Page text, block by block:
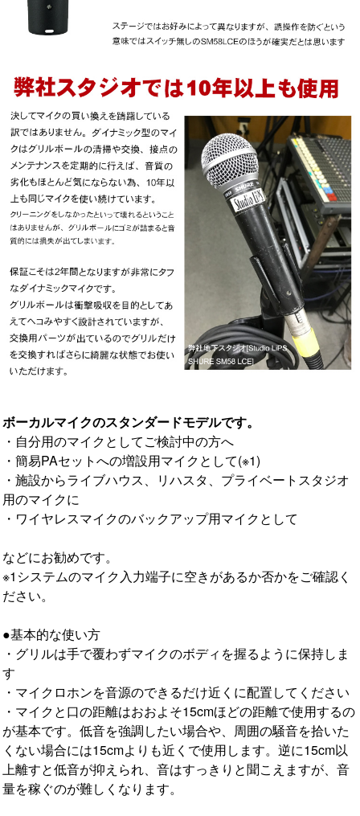
ボーカルマイクのスタンダードモデルです。
・自分用のマイクとしてご検討中の方へ
・簡易PAセットへの増設用マイクとして(※1)
・施設からライブハウス、リハスタ、プライベートスタジオ
用のマイクに
・ワイヤレスマイクのバックアップ用マイクとして
などにお勧めです。
※1システムのマイク入力端子に空きがあるか否かをご確認く
ださい。
●基本的な使い方
・グリルは手で覆わずマイクのボディを握るように保持しま
す
・マイクロホンを音源のできるだけ近くに配置してください
・マイクと口の距離はおおよそ15cmほどの距離で使用するの
が基本です。低音を強調したい場合や、周囲の騒音を拾いた
くない場合には15cmよりも近くで使用します。逆に15cm以
上離すと低音が抑えられ、音はすっきりと聞こえますが、音
量を稼ぐのが難しくなります。